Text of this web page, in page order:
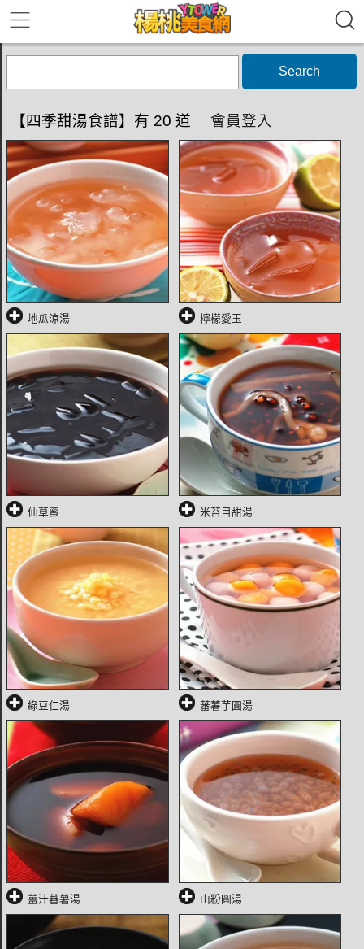
Search
【四季甜湯食譜】有 20 道 會員登入
地瓜涼湯 檸檬愛玉
仙草蜜 米苔目甜湯
綠豆仁湯 蕃薯芋圓湯
薑汁蕃薯湯 山粉圓湯